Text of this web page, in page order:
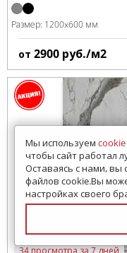
Размер: 1200x600 мм
от 2900 руб./м2
34 просмотра за 7 дней
Мы используем cookie
чтобы сайт работал
Оставаясь с нами, вы
файлов cookie.Вы
настройках своего